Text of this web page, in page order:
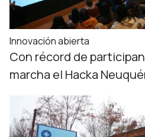
Innovación abierta
Con récord de
marcha el Hacka